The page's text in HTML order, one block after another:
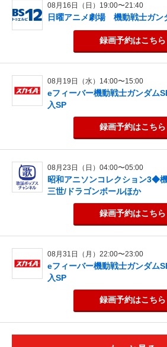
08月16日（日）19:00〜21:40
日曜アニメ劇場 機動戦士ガ
録画予約はこちら
08月19日（水）14:00〜15:00
eフィーバー機動戦士ガンダム
入SP
録画予約はこちら
08月23日（日）04:00〜05:00
昭和アニソンコレクション3◆
三世/ドラゴンボールほか
録画予約はこちら
08月31日（月）22:00〜23:00
eフィーバー機動戦士ガンダム
入SP
録画予約はこちら